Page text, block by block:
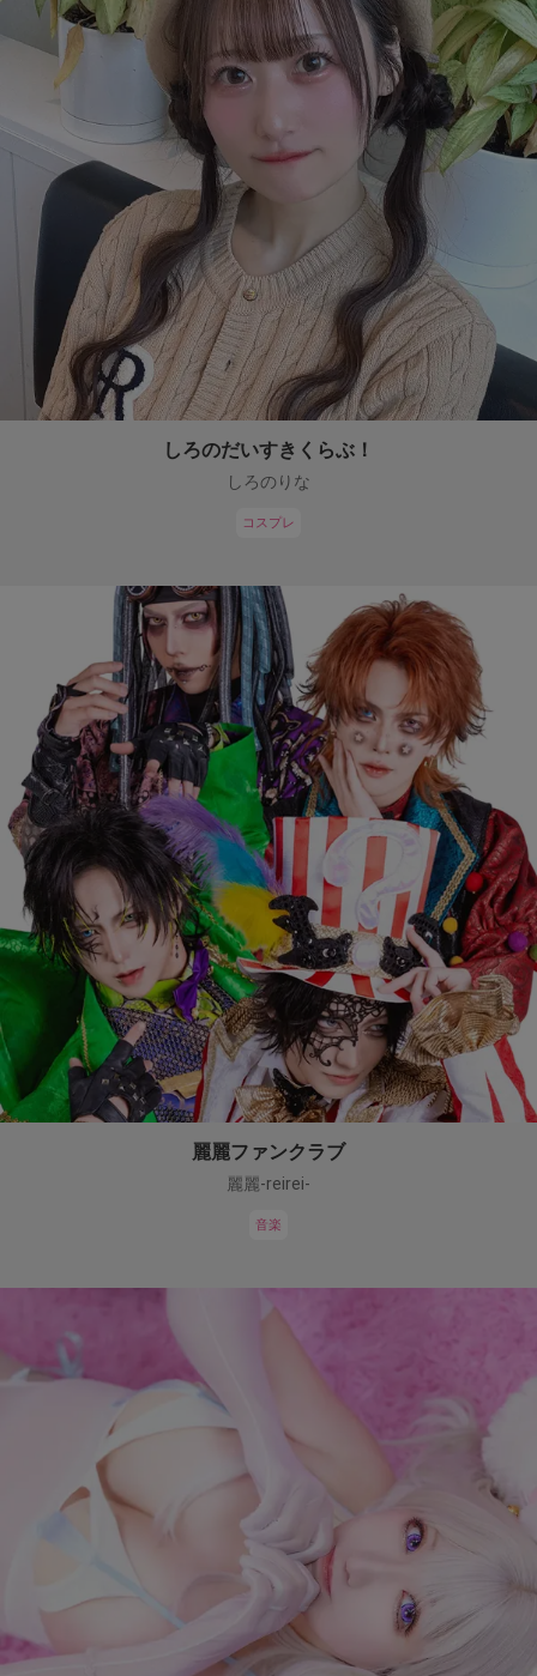
しろのだいすきくらぶ！
しろのりな
コスプレ
麗麗ファンクラブ
麗麗-reirei-
音楽